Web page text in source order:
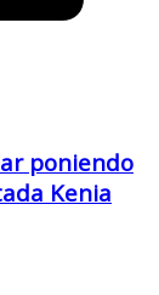
poniendo
Kenia